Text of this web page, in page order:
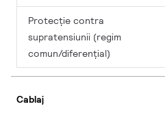
Protecție contra
supratensiunii (regim
comun/diferențial)
Cablaj